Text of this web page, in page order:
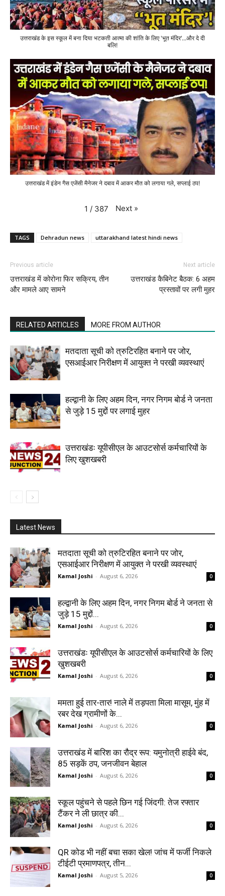
उत्तराखंड के इस स्कूल में बना दिया भटकती आत्मा की शांति के लिए 'भूत मंदिर'...और दे दी
बलि!
उत्तराखंड में इंडेन गैस एजेंसी मैनेजर ने दबाव में आकर मौत को लगाया गले, सप्लाई ठप!
1 / 387 Next »
TAGS Dehradun news uttarakhand latest hindi news
Previous article
उत्तराखंड में कोरोना फिर सक्रिय, तीन
और मामले आए सामने
Next article
उत्तराखंड कैबिनेट बैठक: 6 अहम
प्रस्तावों पर लगी मुहर
RELATED ARTICLES MORE FROM AUTHOR
मतदाता सूची को त्रुटिरहित बनाने पर जोर,
एसआईआर निरीक्षण में आयुक्त ने परखी व्यवस्थाएं
हल्द्वानी के लिए अहम दिन, नगर निगम बोर्ड ने जनता
से जुड़े 15 मुद्दों पर लगाई मुहर
उत्तराखंडः यूपीसीएल के आउटसोर्स कर्मचारियों के
लिए खुशखबरी
Latest News
मतदाता सूची को त्रुटिरहित बनाने पर जोर,
एसआईआर निरीक्षण में आयुक्त ने परखी व्यवस्थाएं
Kamal Joshi - August 6, 2026 0
हल्द्वानी के लिए अहम दिन, नगर निगम बोर्ड ने जनता से
जुड़े 15 मुद्दों...
Kamal Joshi - August 6, 2026 0
उत्तराखंडः यूपीसीएल के आउटसोर्स कर्मचारियों के लिए
खुशखबरी
Kamal Joshi - August 6, 2026 0
ममता हुई तार-तार! नाले में तड़पता मिला मासूम, मुंह में
रबर देख ग्रामीणों के...
Kamal Joshi - August 6, 2026 0
उत्तराखंड में बारिश का रौद्र रूप: यमुनोत्री हाईवे बंद,
85 सड़कें ठप, जनजीवन बेहाल
Kamal Joshi - August 6, 2026 0
स्कूल पहुंचने से पहले छिन गई जिंदगी: तेज रफ्तार
टैंकर ने ली छात्र की...
Kamal Joshi - August 6, 2026 0
QR कोड भी नहीं बचा सका खेल! जांच में फर्जी निकले
टीईटी प्रमाणपत्र, तीन...
Kamal Joshi - August 5, 2026 0